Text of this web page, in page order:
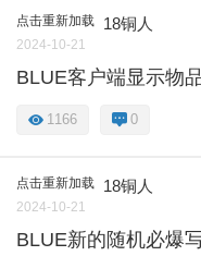
点击重新加载 18铜人
2024-10-21
BLUE客户端显示物
1166 0
点击重新加载 18铜人
2024-10-21
BLUE新的随机必爆